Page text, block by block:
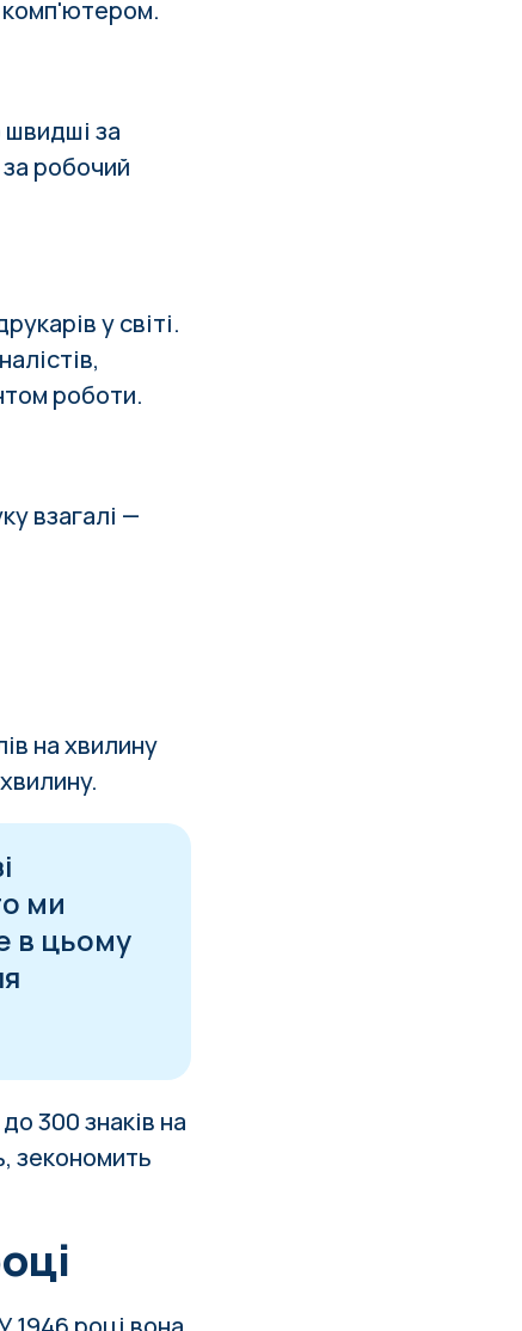
комп'ютером.
за
робочий
у світі.
роботи.
взагалі —
на хвилину
ми
в цьому
300 знаків на
зекономить